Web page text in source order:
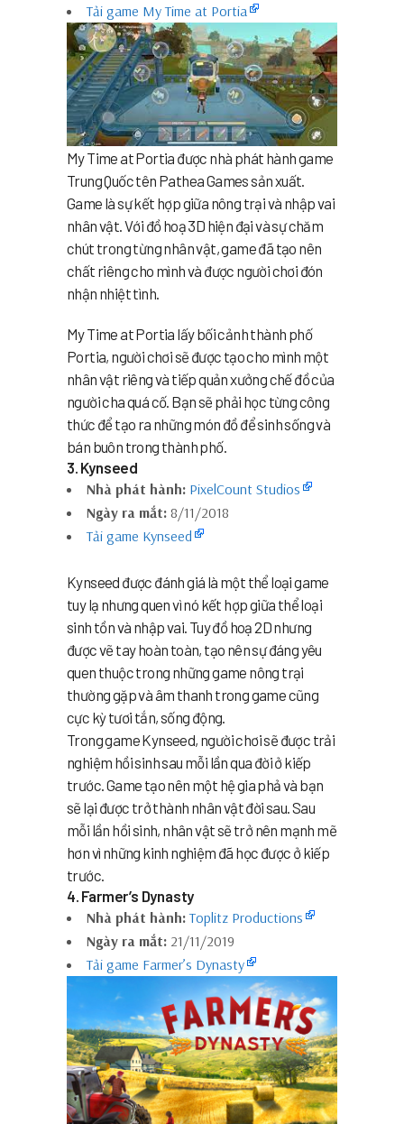
Tải game My Time at Portia
My Time at Portia được nhà phát hành game
Trung Quốc tên Pathea Games sản xuất.
Game là sự kết hợp giữa nông trại và nhập vai
nhân vật. Với đồ hoạ 3D hiện đại và sự chăm
chút trong từng nhân vật, game đã tạo nên
chất riêng cho mình và được người chơi đón
nhận nhiệt tình.
My Time at Portia lấy bối cảnh thành phố
Portia, người chơi sẽ được tạo cho mình một
nhân vật riêng và tiếp quản xưởng chế đồ của
người cha quá cố. Bạn sẽ phải học từng công
thức để tạo ra những món đồ để sinh sống và
bán buôn trong thành phố.
3. Kynseed
Nhà phát hành: PixelCount Studios
Ngày ra mắt: 8/11/2018
Tải game Kynseed
Kynseed được đánh giá là một thể loại game
tuy lạ nhưng quen vì nó kết hợp giữa thể loại
sinh tồn và nhập vai. Tuy đồ hoạ 2D nhưng
được vẽ tay hoàn toàn, tạo nên sự đáng yêu
quen thuộc trong những game nông trại
thường gặp và âm thanh trong game cũng
cực kỳ tươi tắn, sống động.
Trong game Kynseed, người chơi sẽ được trải
nghiệm hồi sinh sau mỗi lần qua đời ở kiếp
trước. Game tạo nên một hệ gia phả và bạn
sẽ lại được trở thành nhân vật đời sau. Sau
mỗi lần hồi sinh, nhân vật sẽ trở nên mạnh mẽ
hơn vì những kinh nghiệm đã học được ở kiếp
trước.
4. Farmer’s Dynasty
Nhà phát hành: Toplitz Productions
Ngày ra mắt: 21/11/2019
Tải game Farmer’s Dynasty